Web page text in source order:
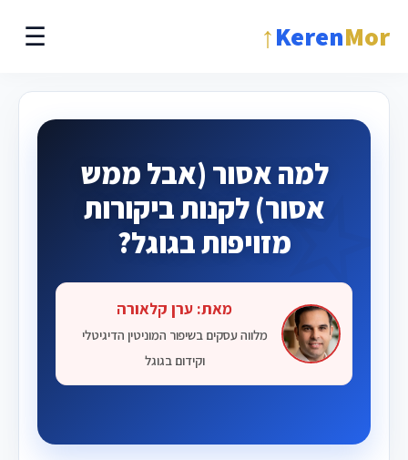
Mor
Keren
↑
☰
למה אסור (אבל ממש
אסור) לקנות ביקורות
מזויפות בגוגל?
מאת: ערן קלאורה
מלווה עסקים בשיפור המוניטין הדיגיטלי
וקידום בגוגל